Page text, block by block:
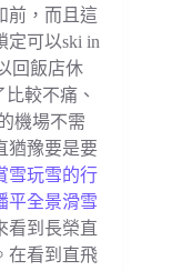
前，而且這
定可以ski in
回飯店休
較不痛、
機場不需
猶豫要是要
雪玩雪的行
平全景滑雪
看到長榮直
在看到直飛